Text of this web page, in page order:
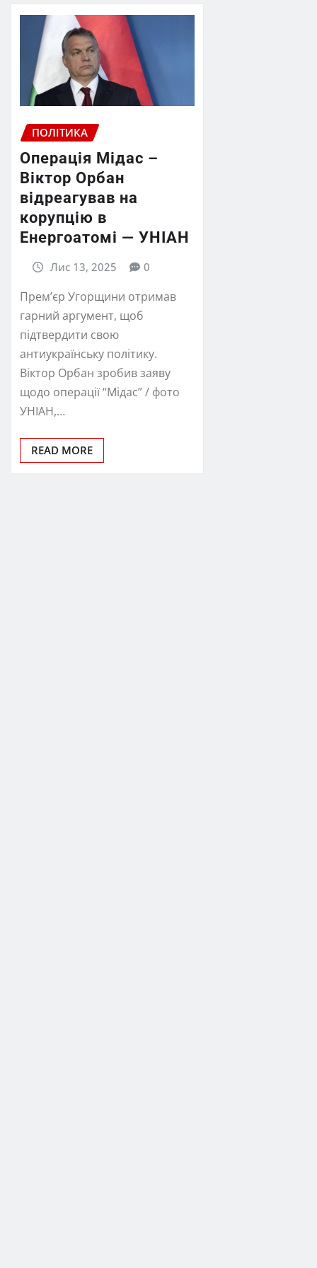
ПОЛІТИКА
Операція Мідас –
Віктор Орбан
відреагував на
корупцію в
Енергоатомі — УНІАН
Лис 13, 2025 0
Прем’єр Угорщини отримав
гарний аргумент, щоб
підтвердити свою
антиукраїнську політику.
Віктор Орбан зробив заяву
щодо операції “Мідас” / фото
УНІАН,…
READ MORE